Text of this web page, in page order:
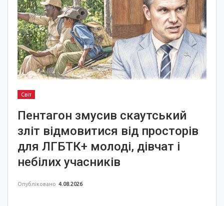
Світ
Пентагон змусив скаутський
зліт відмовитися від просторів
для ЛГБТК+ молоді, дівчат і
небілих учасників
Опубліковано 4.08.2026